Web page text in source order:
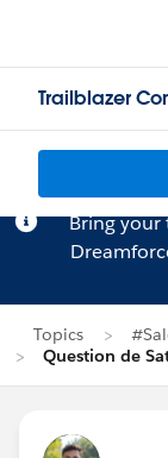
Trailblazer
Bring your
Topics
Question de